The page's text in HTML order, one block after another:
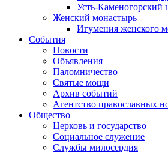
Усть-Каменогорский
Женский монастырь
Игумения женского
События
Новости
Объявления
Паломничество
Святые мощи
Архив событий
Агентство православных
Общество
Церковь и государство
Социальное служение
Службы милосердия